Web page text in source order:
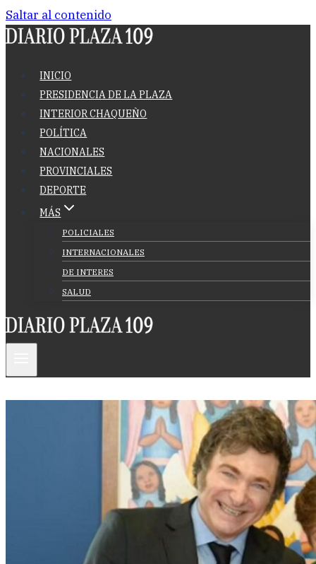
Saltar al contenido
INICIO
PRESIDENCIA DE LA PLAZA
INTERIOR CHAQUEÑO
POLÍTICA
NACIONALES
PROVINCIALES
DEPORTE
MÁS
POLICIALES
INTERNACIONALES
DE INTERES
SALUD